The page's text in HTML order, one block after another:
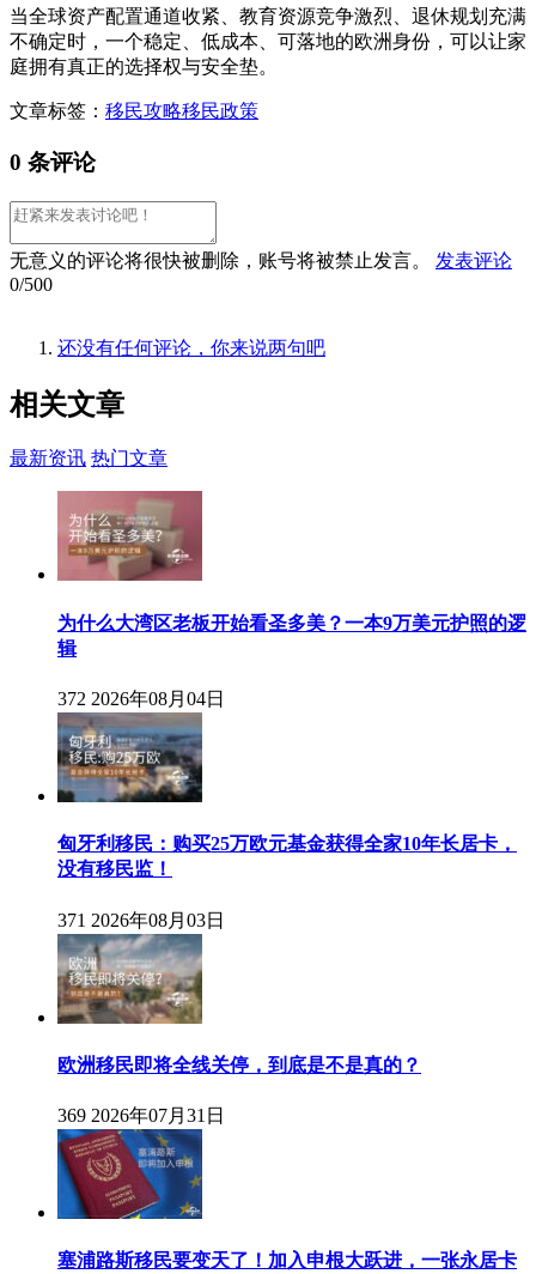
当全球资产配置通道收紧、教育资源竞争激烈、退休规划充满
不确定时，一个稳定、低成本、可落地的欧洲身份，可以让家
庭拥有真正的选择权与安全垫。
文章标签： 移民攻略移民政策
0 条评论
无意义的评论将很快被删除，账号将被禁止发言。
发表评论
0/500
还没有任何评论，你来说两句吧
相关文章
最新资讯 热门文章
为什么大湾区老板开始看圣多美？一本9万美元护照的逻
辑
372 2026年08月04日
匈牙利移民：购买25万欧元基金获得全家10年长居卡，
没有移民监！
371 2026年08月03日
欧洲移民即将全线关停，到底是不是真的？
369 2026年07月31日
塞浦路斯移民要变天了！加入申根大跃进，一张永居卡